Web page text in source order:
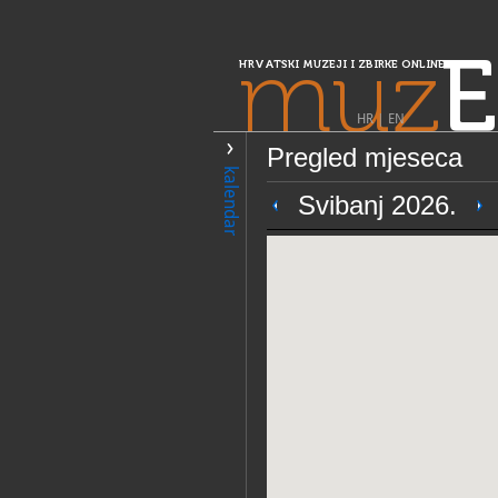
HRVATSKI MUZEJI I ZBIRKE ONLINE
muz
HR| EN
kalendar
Pregled mjeseca
Svibanj 2026.
PRETRAŽIVANJE
Središnja Hrvatska
Gradski muzej